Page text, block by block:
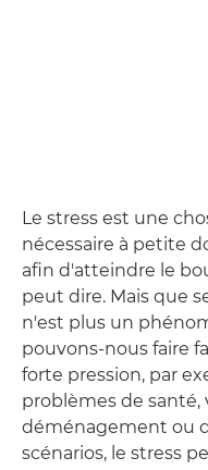
Le stress est une
nécessaire à petite
afin d'atteindre le
peut dire. Mais que
n'est plus un
pouvons-nous faire
forte pression, par
problèmes de santé,
déménagement ou
scénarios, le stress